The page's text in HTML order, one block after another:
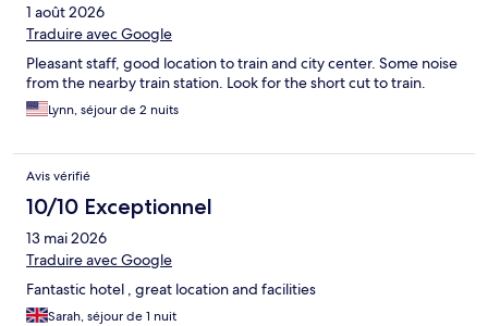
1 août 2026
Traduire avec Google
Pleasant staff, good location to train and city center. Some noise
from the nearby train station. Look for the short cut to train.
Lynn, séjour de 2 nuits
Avis vérifié
10/10 Exceptionnel
13 mai 2026
Traduire avec Google
Fantastic hotel , great location and facilities
Sarah, séjour de 1 nuit